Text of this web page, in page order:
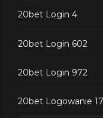
20bet Login 4
20bet Login 602
20bet Login 972
20bet Logowanie